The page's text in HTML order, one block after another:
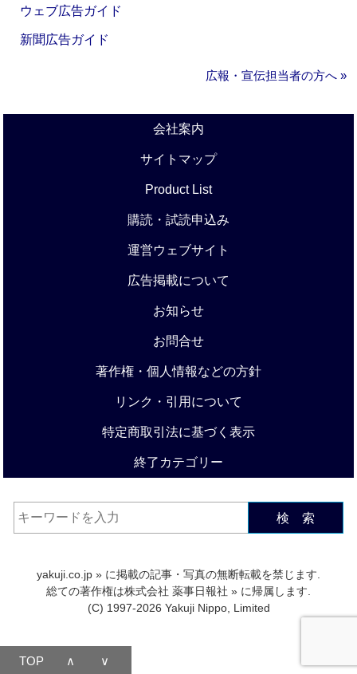
ウェブ広告ガイド
新聞広告ガイド
広報・宣伝担当者の方へ »
会社案内
サイトマップ
Product List
購読・試読申込み
運営ウェブサイト
広告掲載について
お知らせ
お問合せ
著作権・個人情報などの方針
リンク・引用について
特定商取引法に基づく表示
終了カテゴリー
検 索
yakuji.co.jp » に掲載の記事・写真の無断転載を禁じます.
総ての著作権は株式会社 薬事日報社 » に帰属します.
(C) 1997-2026 Yakuji Nippo, Limited
TOP ∧ ∨